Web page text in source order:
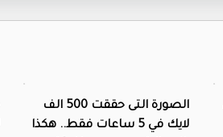
الصورة التى حققت 500 الف
لايك في 5 ساعات فقط.. هكذا